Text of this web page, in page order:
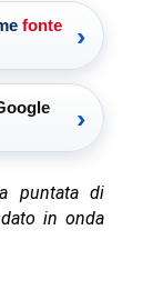
fonte
›
›
puntata di
in onda